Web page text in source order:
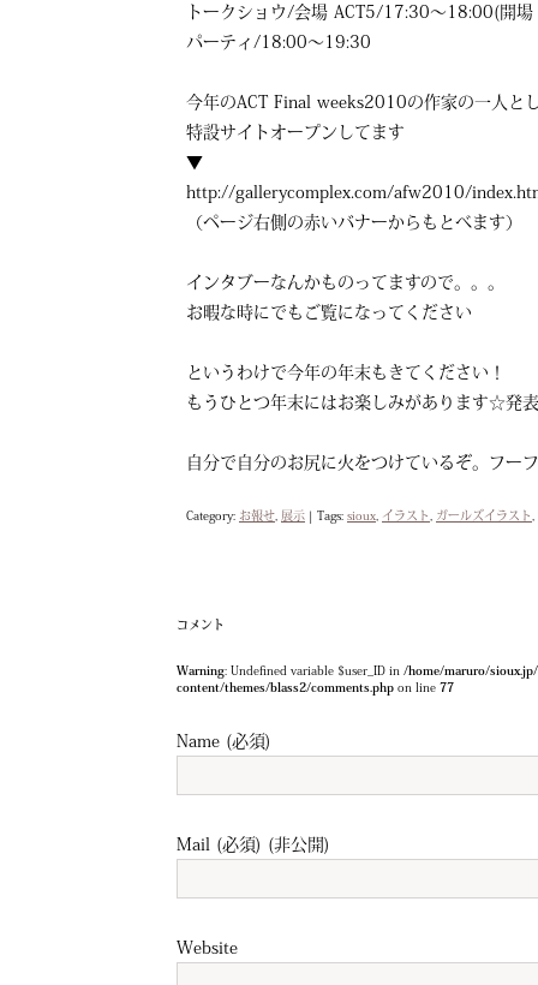
トークショウ/会場 ACT5/17:30～18:00(開
パーティ/18:00～19:30
今年のACT Final weeks2010の作家の一人と
特設サイトオープンしてます
▼
http://gallerycomplex.com/afw2010/
（ページ右側の赤いバナーからもとべます）
インタブーなんかものってますので。。。
お暇な時にでもご覧になってください
というわけで今年の年末もきてください！
もうひとつ年末にはお楽しみがあります☆発
自分で自分のお尻に火をつけているぞ。フー
Category: お報せ, 展示 | Tags: sioux, イラスト, ガールズイラスト,
コメント
Warning: Undefined variable $user_ID in /home/maruro/
content/themes/blass2/comments.php on line 77
Name (必須)
Mail (必須) (非公開)
Website